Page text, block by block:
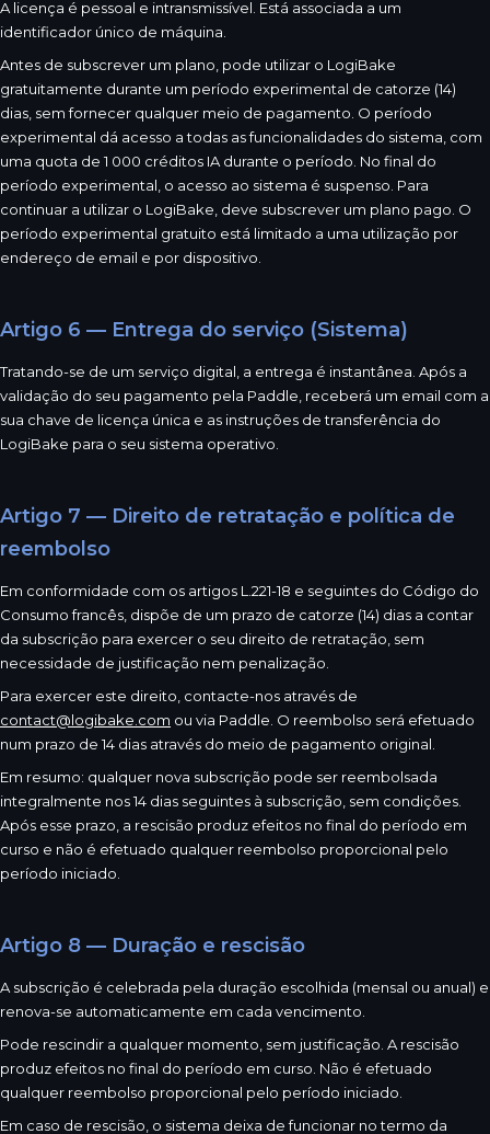
A licença é pessoal e intransmissível. Está associada a um
identificador único de máquina.
Antes de subscrever um plano, pode utilizar o LogiBake
gratuitamente durante um período experimental de catorze (14)
dias, sem fornecer qualquer meio de pagamento. O período
experimental dá acesso a todas as funcionalidades do sistema, com
uma quota de 1 000 créditos IA durante o período. No final do
período experimental, o acesso ao sistema é suspenso. Para
continuar a utilizar o LogiBake, deve subscrever um plano pago. O
período experimental gratuito está limitado a uma utilização por
endereço de email e por dispositivo.
Artigo 6 — Entrega do serviço (Sistema)
Tratando-se de um serviço digital, a entrega é instantânea. Após a
validação do seu pagamento pela Paddle, receberá um email com a
sua chave de licença única e as instruções de transferência do
LogiBake para o seu sistema operativo.
Artigo 7 — Direito de retratação e política de
reembolso
Em conformidade com os artigos L.221-18 e seguintes do Código do
Consumo francês, dispõe de um prazo de catorze (14) dias a contar
da subscrição para exercer o seu direito de retratação, sem
necessidade de justificação nem penalização.
Para exercer este direito, contacte-nos através de
contact@logibake.com ou via Paddle. O reembolso será efetuado
num prazo de 14 dias através do meio de pagamento original.
Em resumo: qualquer nova subscrição pode ser reembolsada
integralmente nos 14 dias seguintes à subscrição, sem condições.
Após esse prazo, a rescisão produz efeitos no final do período em
curso e não é efetuado qualquer reembolso proporcional pelo
período iniciado.
Artigo 8 — Duração e rescisão
A subscrição é celebrada pela duração escolhida (mensal ou anual) e
renova-se automaticamente em cada vencimento.
Pode rescindir a qualquer momento, sem justificação. A rescisão
produz efeitos no final do período em curso. Não é efetuado
qualquer reembolso proporcional pelo período iniciado.
Em caso de rescisão, o sistema deixa de funcionar no termo da